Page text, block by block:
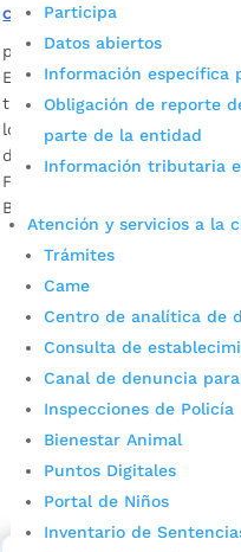
Participa
Datos abiertos
Información específica
Obligación de reporte
parte de la entidad
Información tributaria
Atención y servicios a la
Trámites
Came
Centro de analítica de
Consulta de
Canal de denuncia
Inspecciones de Policía
Bienestar Animal
Puntos Digitales
Portal de Niños
Inventario de
con ‘La Casa de Coco’
por Edgar Augusto Sánchez
El proyecto educativo nació
tiempos de pandemia, con
los niños a clase desde sus
de barrio. Luego del éxito
Fondo de Ciencia y
Bucaramanga.
Cupos Escolares
Consulta aqui los
cupo escolar en los
Bucaramanga.